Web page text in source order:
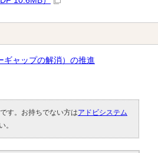
ギャップの解消）の推進
す。お持ちでない方はアドビシステム
。